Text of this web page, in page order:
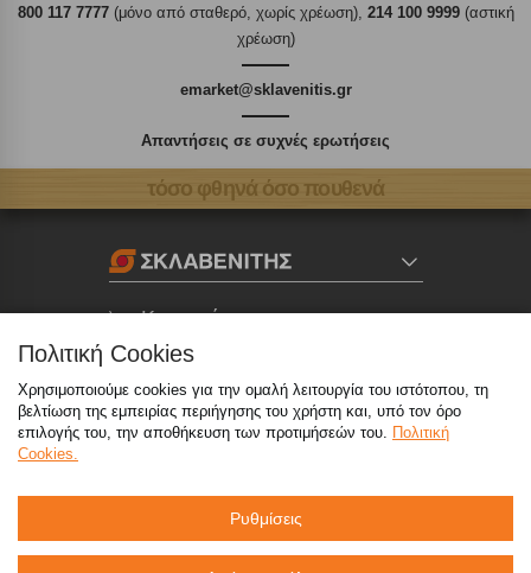
800 117 7777(μόνο από σταθερό, χωρίς χρέωση), 214 100 9999(αστική
χρέωση)
emarket@sklavenitis.gr
Απαντήσεις σε συχνές ερωτήσεις
τόσο φθηνά όσο πουθενά
Καταστήματα
info@sklavenitis.gr
Πολιτική Cookies
Χρησιμοποιούμε cookies για την ομαλή λειτουργία του ιστότοπου, τη
βελτίωση της εμπειρίας περιήγησης του χρήστη και, υπό τον όρο
επιλογής του, την αποθήκευση των προτιμήσεών του. Πολιτική
Cookies.
Ρυθμίσεις